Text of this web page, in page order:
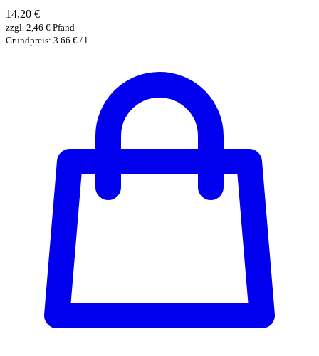
14,20 €
zzgl. 2,46 € Pfand
Grundpreis: 3.66 € / l